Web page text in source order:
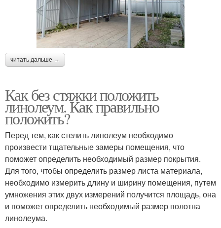
читать дальше →
Как без стяжки положить
линолеум. Как правильно
положить?
Перед тем, как стелить линолеум необходимо
произвести тщательные замеры помещения, что
поможет определить необходимый размер покрытия.
Для того, чтобы определить размер листа материала,
необходимо измерить длину и ширину помещения, путем
умножения этих двух измерений получится площадь, она
и поможет определить необходимый размер полотна
линолеума.